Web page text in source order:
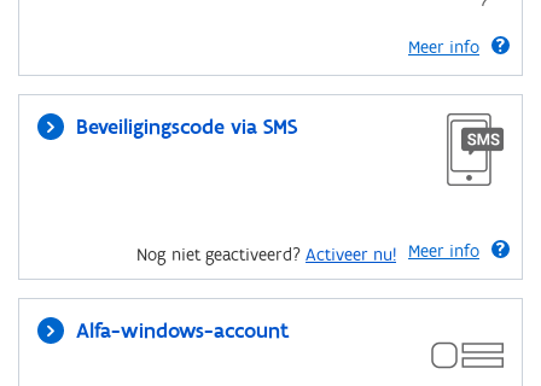
Meer info
Beveiligingscode via SMS
Meer info
Nog niet geactiveerd? Activeer nu!
Alfa-windows-account